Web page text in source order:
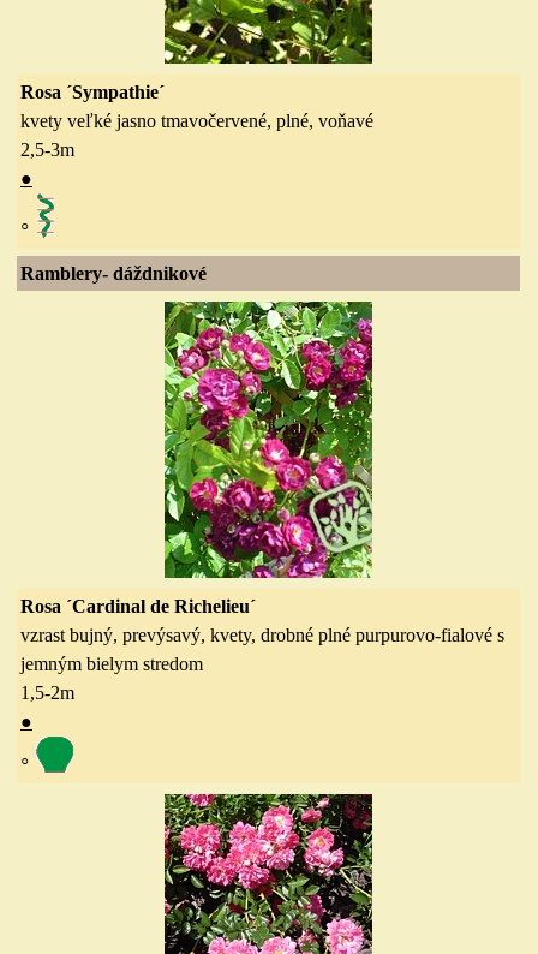
Rosa ´Sympathie´
kvety veľké jasno tmavočervené, plné, voňavé
2,5-3m
●
◦
Ramblery- dáždnikové
Rosa ´Cardinal de Richelieu´
vzrast bujný, prevýsavý, kvety, drobné plné purpurovo-fialové s
jemným bielym stredom
1,5-2m
●
◦